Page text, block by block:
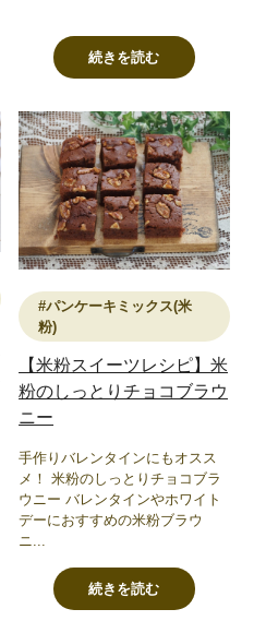
続きを読む
#パンケーキミックス(米
粉)
【米粉スイーツレシピ】米
粉のしっとりチョコブラウ
ニー
手作りバレンタインにもオスス
メ！ 米粉のしっとりチョコブラ
ウニー バレンタインやホワイト
デーにおすすめの米粉ブラウ
ニ...
続きを読む